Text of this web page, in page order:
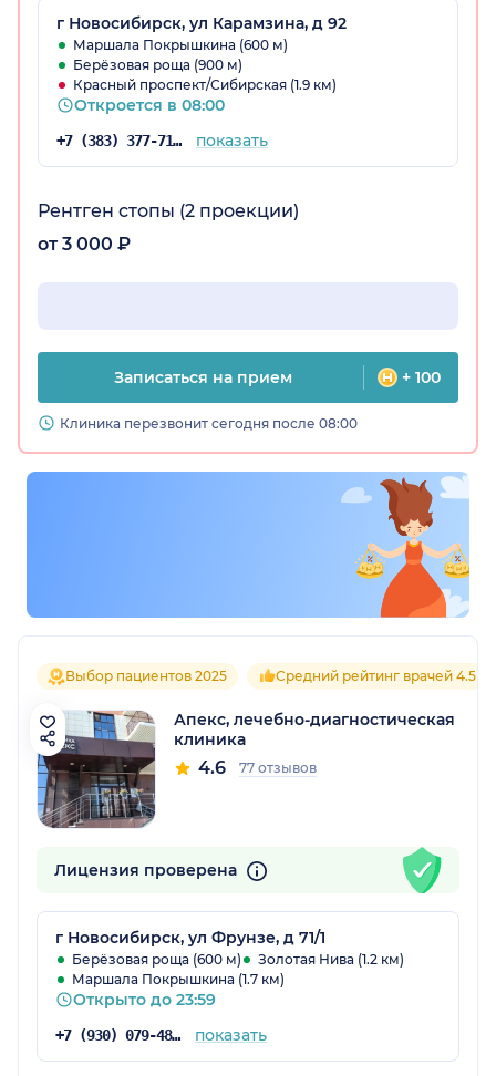
г Новосибирск, ул Карамзина, д 92
Маршала Покрышкина (600 м)
Берёзовая роща (900 м)
Красный проспект/Сибирская (1.9 км)
Откроется в 08:00
+7 (383) 377-71-34 показать
Рентген стопы (2 проекции)
от 3 000 ₽
Записаться на прием + 100
Клиника перезвонит сегодня после 08:00
Выбор пациентов 2025 Средний рейтинг врачей 4.5
Апекс, лечебно-диагностическая
клиника
4.6 77 отзывов
Лицензия проверена
г Новосибирск, ул Фрунзе, д 71/1
Берёзовая роща (600 м)
Золотая Нива (1.2 км)
Маршала Покрышкина (1.7 км)
Открыто до 23:59
+7 (930) 079-48-69 показать